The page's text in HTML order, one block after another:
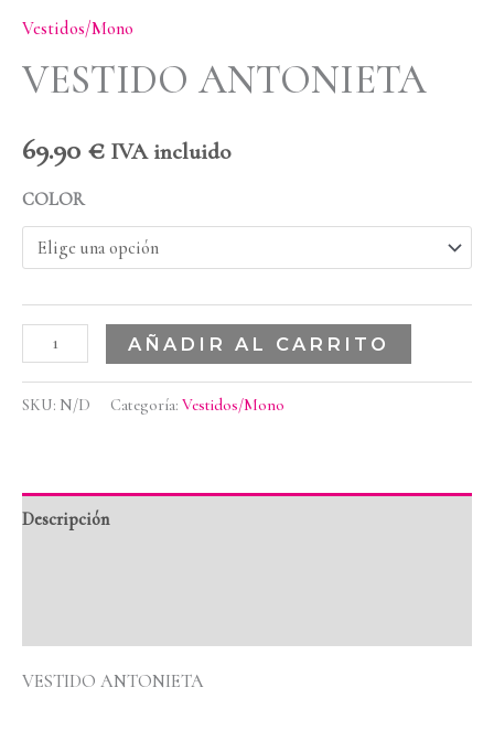
Vestidos/Mono
VESTIDO ANTONIETA
69.90 € IVA incluido
COLOR
AÑADIR AL CARRITO
SKU: N/D Categoría: Vestidos/Mono
Descripción
VESTIDO ANTONIETA